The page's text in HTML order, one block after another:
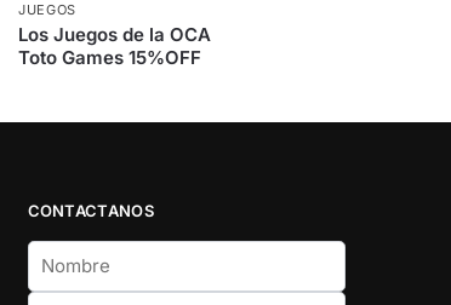
JUEGOS
Los Juegos de la OCA
Toto Games 15%OFF
CONTACTANOS